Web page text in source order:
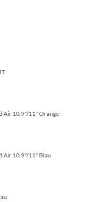
Air 10.9"/­11" Orange
Air 10.9"/­11" Blau